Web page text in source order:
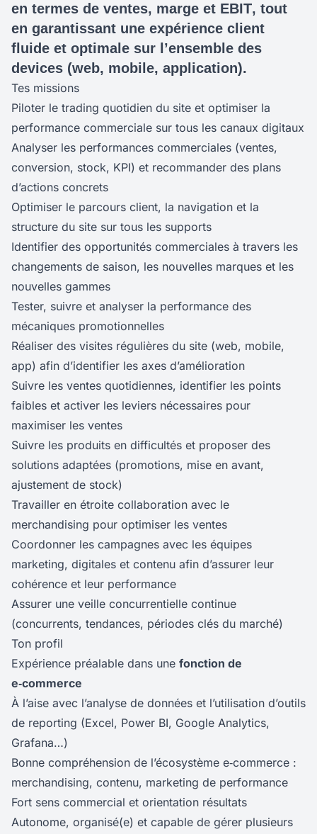
en termes de ventes, marge et EBIT, tout
en garantissant une expérience client
fluide et optimale sur l’ensemble des
devices (web, mobile, application).
Tes missions
Piloter le trading quotidien du site et optimiser la
performance commerciale sur tous les canaux digitaux
Analyser les performances commerciales (ventes,
conversion, stock, KPI) et recommander des plans
d’actions concrets
Optimiser le parcours client, la navigation et la
structure du site sur tous les supports
Identifier des opportunités commerciales à travers les
changements de saison, les nouvelles marques et les
nouvelles gammes
Tester, suivre et analyser la performance des
mécaniques promotionnelles
Réaliser des visites régulières du site (web, mobile,
app) afin d’identifier les axes d’amélioration
Suivre les ventes quotidiennes, identifier les points
faibles et activer les leviers nécessaires pour
maximiser les ventes
Suivre les produits en difficultés et proposer des
solutions adaptées (promotions, mise en avant,
ajustement de stock)
Travailler en étroite collaboration avec le
merchandising pour optimiser les ventes
Coordonner les campagnes avec les équipes
marketing, digitales et contenu afin d’assurer leur
cohérence et leur performance
Assurer une veille concurrentielle continue
(concurrents, tendances, périodes clés du marché)
Ton profil
Expérience préalable dans une fonction de
e‑commerce
À l’aise avec l’analyse de données et l’utilisation d’outils
de reporting (Excel, Power BI, Google Analytics,
Grafana…)
Bonne compréhension de l’écosystème e‑commerce :
merchandising, contenu, marketing de performance
Fort sens commercial et orientation résultats
Autonome, organisé(e) et capable de gérer plusieurs